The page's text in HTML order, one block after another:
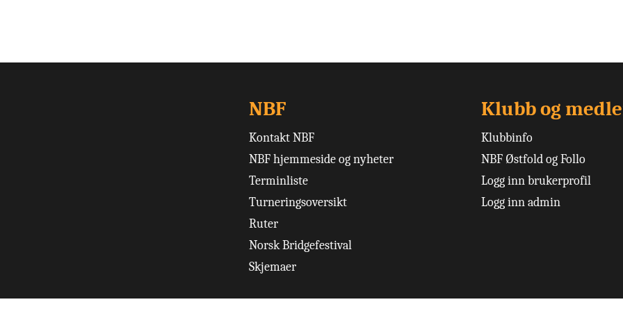
NBF
Kontakt NBF
NBF hjemmeside og nyheter
Terminliste
Turneringsoversikt
Ruter
Norsk Bridgefestival
Skjemaer
Klubb og
Klubbinfo
NBF Østfold og Follo
Logg inn brukerprofil
Logg inn admin